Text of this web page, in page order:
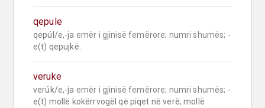
qepule
qepúl/e,-ja emër i gjinisë femërore; numri shumës; -
e(t) qepujkë.
veruke
verúk/e,-ja emër i gjinisë femërore; numri shumës; -
e(t) mollë kokërrvogël që piqet në verë; mollë